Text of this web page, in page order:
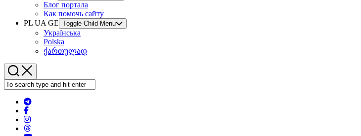
Блог портала
Как помочь сайту
PL UA GE Toggle Child Menu
Українська
Polska
ქართულად